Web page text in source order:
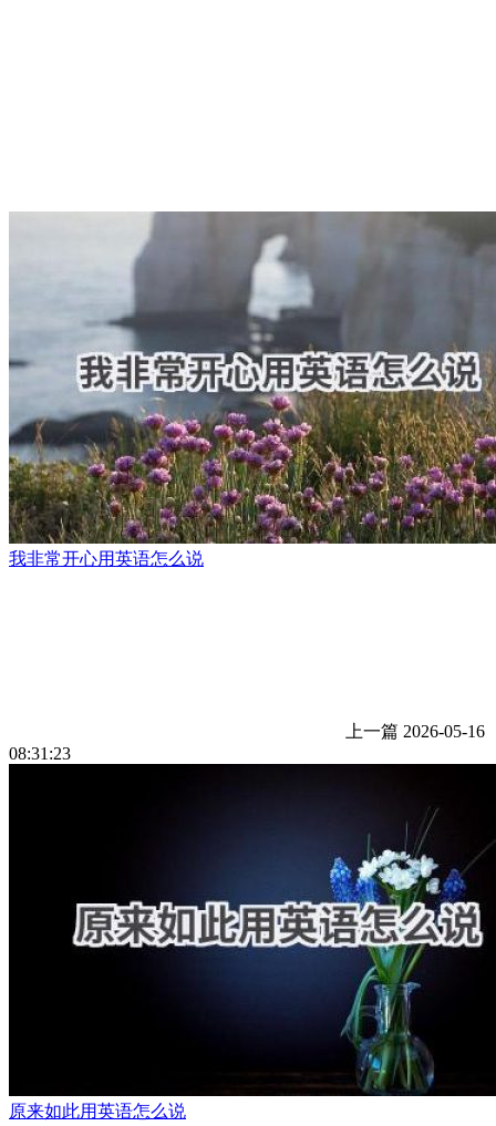
我非常开心用英语怎么说
上一篇 2026-05-16
08:31:23
原来如此用英语怎么说